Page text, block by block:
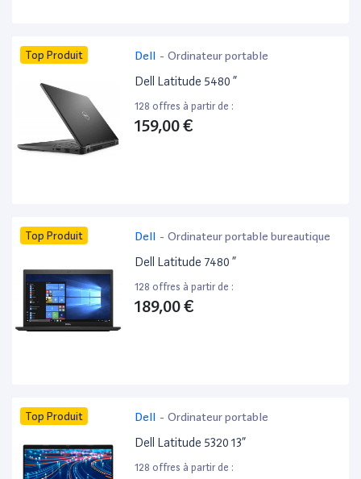
Top Produit Dell - Ordinateur portable
Dell Latitude 5480 ”
128 offres à partir de :
159,00 €
Top Produit Dell - Ordinateur portable bureautique
Dell Latitude 7480 ”
128 offres à partir de :
189,00 €
Top Produit Dell - Ordinateur portable
Dell Latitude 5320 13”
128 offres à partir de :